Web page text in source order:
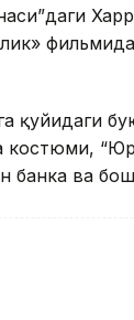
қуйидаги
банка ва